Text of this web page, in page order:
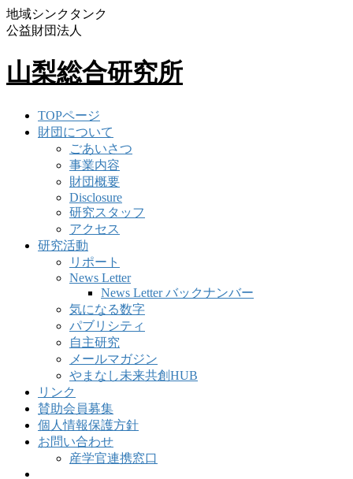
地域シンクタンク
公益財団法人
山梨総合研究所
TOPページ
財団について
ごあいさつ
事業内容
財団概要
Disclosure
研究スタッフ
アクセス
研究活動
リポート
News Letter
News Letter バックナンバー
気になる数字
パブリシティ
自主研究
メールマガジン
やまなし未来共創HUB
リンク
賛助会員募集
個人情報保護方針
お問い合わせ
産学官連携窓口